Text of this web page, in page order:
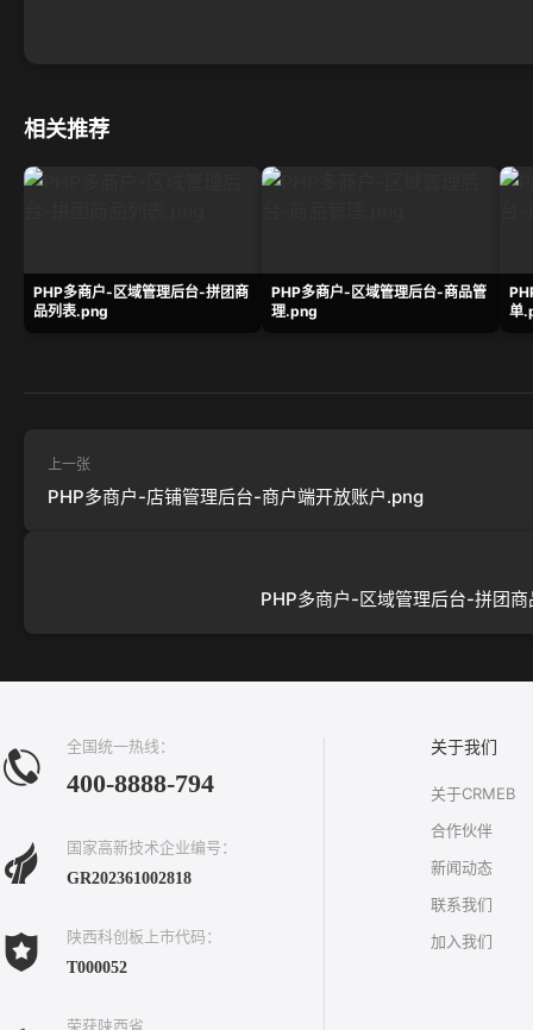
相关推荐
PHP多商户-区域管理后台-拼团商
品列表.png
PHP多商户-区域管理后台-商品管
理.png
单
上一张
PHP多商户-店铺管理后台-商户端开放账户.png
PHP多商户-区域管理后台-拼团
全国统一热线：
400-8888-794
国家高新技术企业编号：
GR202361002818
陕西科创板上市代码：
T000052
荣获陕西省
关于我们
关于CRMEB
合作伙伴
新闻动态
联系我们
加入我们